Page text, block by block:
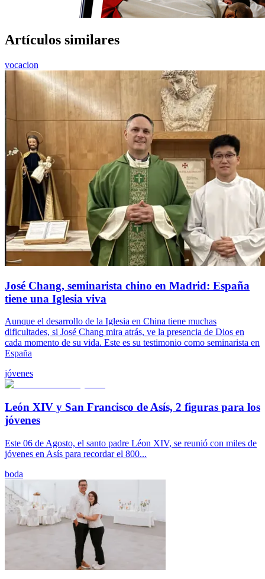
Artículos similares
vocacion
José Chang, seminarista chino en Madrid: España
tiene una Iglesia viva
Aunque el desarrollo de la Iglesia en China tiene muchas
dificultades, si José Chang mira atrás, ve la presencia de Dios en
cada momento de su vida. Este es su testimonio como seminarista en
España
jóvenes
León XIV y San Francisco de Asís, 2 figuras para los
jóvenes
Este 06 de Agosto, el santo padre Léon XIV, se reunió con miles de
jóvenes en Asís para recordar el 800...
boda